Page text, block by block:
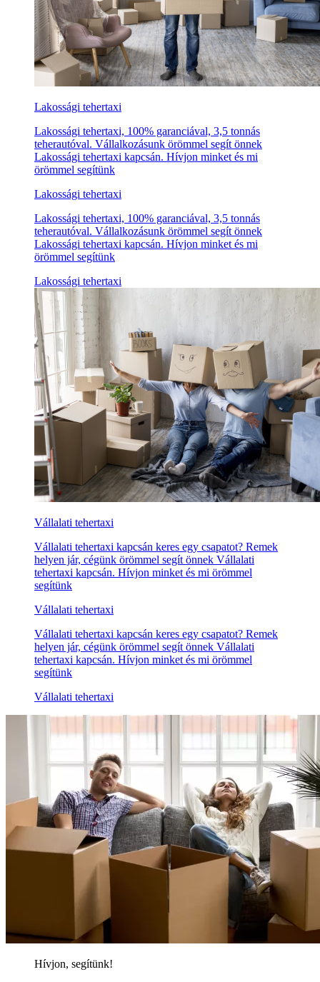
Lakossági tehertaxi
Lakossági tehertaxi, 100% garanciával, 3,5 tonnás
teherautóval. Vállalkozásunk örömmel segít önnek
Lakossági tehertaxi kapcsán. Hívjon minket és mi
örömmel segítünk
Lakossági tehertaxi
Lakossági tehertaxi, 100% garanciával, 3,5 tonnás
teherautóval. Vállalkozásunk örömmel segít önnek
Lakossági tehertaxi kapcsán. Hívjon minket és mi
örömmel segítünk
Lakossági tehertaxi
Vállalati tehertaxi
Vállalati tehertaxi kapcsán keres egy csapatot? Remek
helyen jár, cégünk örömmel segít önnek Vállalati
tehertaxi kapcsán. Hívjon minket és mi örömmel
segítünk
Vállalati tehertaxi
Vállalati tehertaxi kapcsán keres egy csapatot? Remek
helyen jár, cégünk örömmel segít önnek Vállalati
tehertaxi kapcsán. Hívjon minket és mi örömmel
segítünk
Vállalati tehertaxi
Hívjon, segítünk!